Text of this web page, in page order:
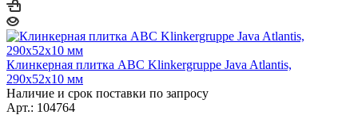
Клинкерная плитка ABC Klinkergruppe Java Atlantis,
290х52х10 мм
Наличие и срок поставки по запросу
Арт.: 104764